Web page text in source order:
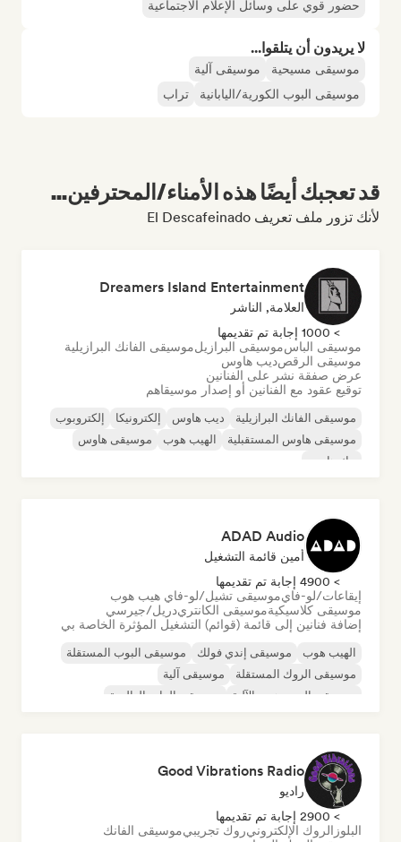
حضور قوي على وسائل الإعلام الاجتماعية
لا يريدون أن يتلقوا...
موسيقى مسيحية
موسيقى آلية
موسيقى البوب الكورية/اليابانية
تراب
قد تعجبك أيضًا هذه الأمناء/المحترفين...
لأنك تزور ملف تعريف El Descafeinado
Dreamers Island Entertainment
العلامة, الناشر
> 1000 إجابة تم تقديمها
موسيقى الباسموسيقى البرازيلموسيقى الفانك البرازيلية
موسيقى الرقصديب هاوس
عرض صفقة نشر على الفنانين
توقيع عقود مع الفنانين أو إصدار موسيقاهم
موسيقى الفانك البرازيلية ديب هاوس إلكترونيكا
إلكتروبوب
موسيقى هاوس المستقبلية
الهيب هوب
موسيقى هاوس
تيك هاوس
ADAD Audio
أمين قائمة التشغيل
> 4900 إجابة تم تقديمها
إيقاعات/لو-فايموسيقى تشيل/لو-فاي هيب هوب
موسيقى كلاسيكيةموسيقى الكانتريدريل/جيرسي
إضافة فنانين إلى قائمة (قوائم) التشغيل المؤثرة الخاصة بي
الهيب هوب موسيقى إندي فولك
موسيقى البوب المستقلة
موسيقى الروك المستقلة
موسيقى آلية
موسيقى الهيب هوب الآلية
موسيقى الراب العالمية
Good Vibrations Radio
راديو
> 2900 إجابة تم تقديمها
البلوز الروك الإلكترونيروك تجريبيموسيقى الفانك